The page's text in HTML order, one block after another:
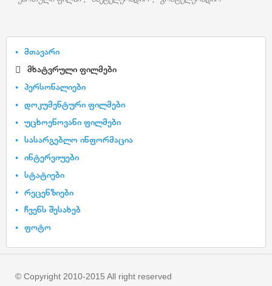
მთავარი
მხატვრული ფილმები
პერსონალიები
დოკუმენტური ფილმები
უცხოენოვანი ფილმები
სასარგებლო ინფორმაცია
ინტერვიუები
სტატიები
რეცენზიები
ჩვენს შესახებ
ფოტო
© Copyright 2010-2015 All right reserved